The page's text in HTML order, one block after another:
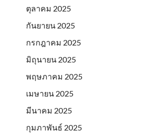
ตุลาคม 2025
กันยายน 2025
กรกฎาคม 2025
มิถุนายน 2025
พฤษภาคม 2025
เมษายน 2025
มีนาคม 2025
กุมภาพันธ์ 2025